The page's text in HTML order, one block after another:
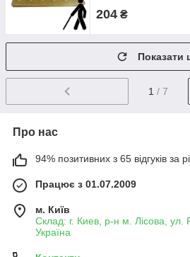
204 ₴
Показати
1 / 7
Про нас
94% позитивних з 65 відгуків за
Працює з 01.07.2009
м. Київ
Склад: г. Киев, р-н м. Лісова, ул.
Україна